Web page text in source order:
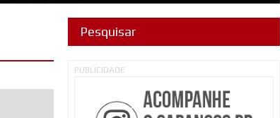
PUBLICIDADE